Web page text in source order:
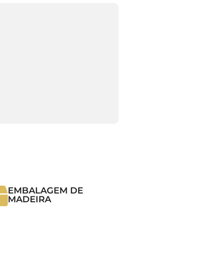
EMBALAGEM DE
MADEIRA